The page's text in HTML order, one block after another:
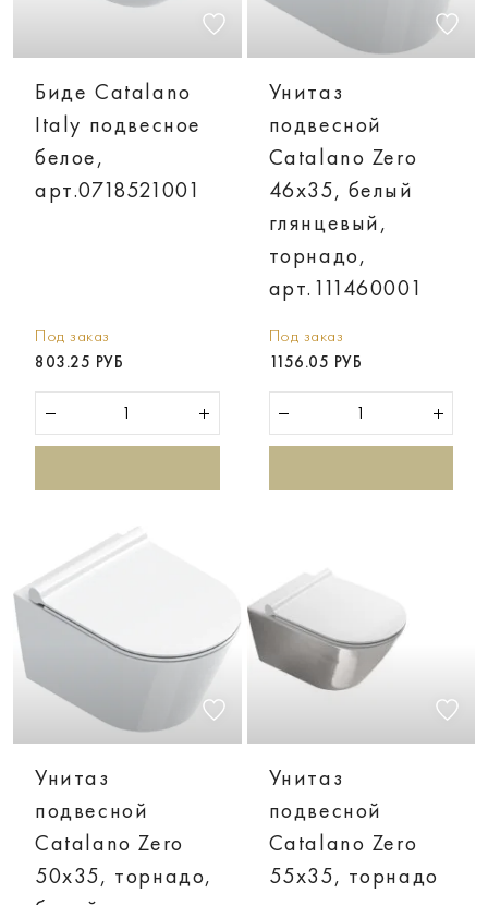
Биде Catalano
Italy подвесное
белое,
арт.0718521001
Под заказ
803.25 РУБ
Унитаз
подвесной
Catalano Zero
46х35, белый
глянцевый,
торнадо,
арт.111460001
Под заказ
1156.05 РУБ
Унитаз
подвесной
Catalano Zero
50х35, торнадо,
Унитаз
подвесной
Catalano Zero
55х35, торнадо